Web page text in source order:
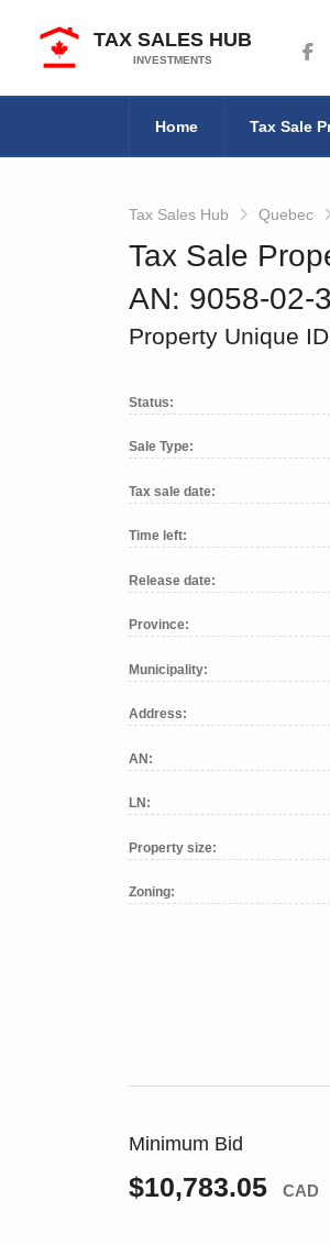
TAX SALES HUB
INVESTMENTS
Home Tax Sale
Tax Sales Hub Quebec
Tax Sale
AN: 9058-02-
Property Unique
Status:
Sale Type:
Tax sale date:
Time left:
Release date:
Province:
Municipality:
Address:
AN:
LN:
Property size:
Zoning:
Minimum Bid
$10,783.05 CAD